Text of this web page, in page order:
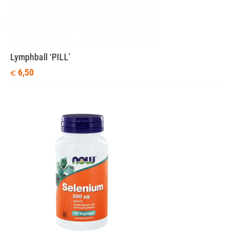
Lymphball ‘PILL’
€ 6,50